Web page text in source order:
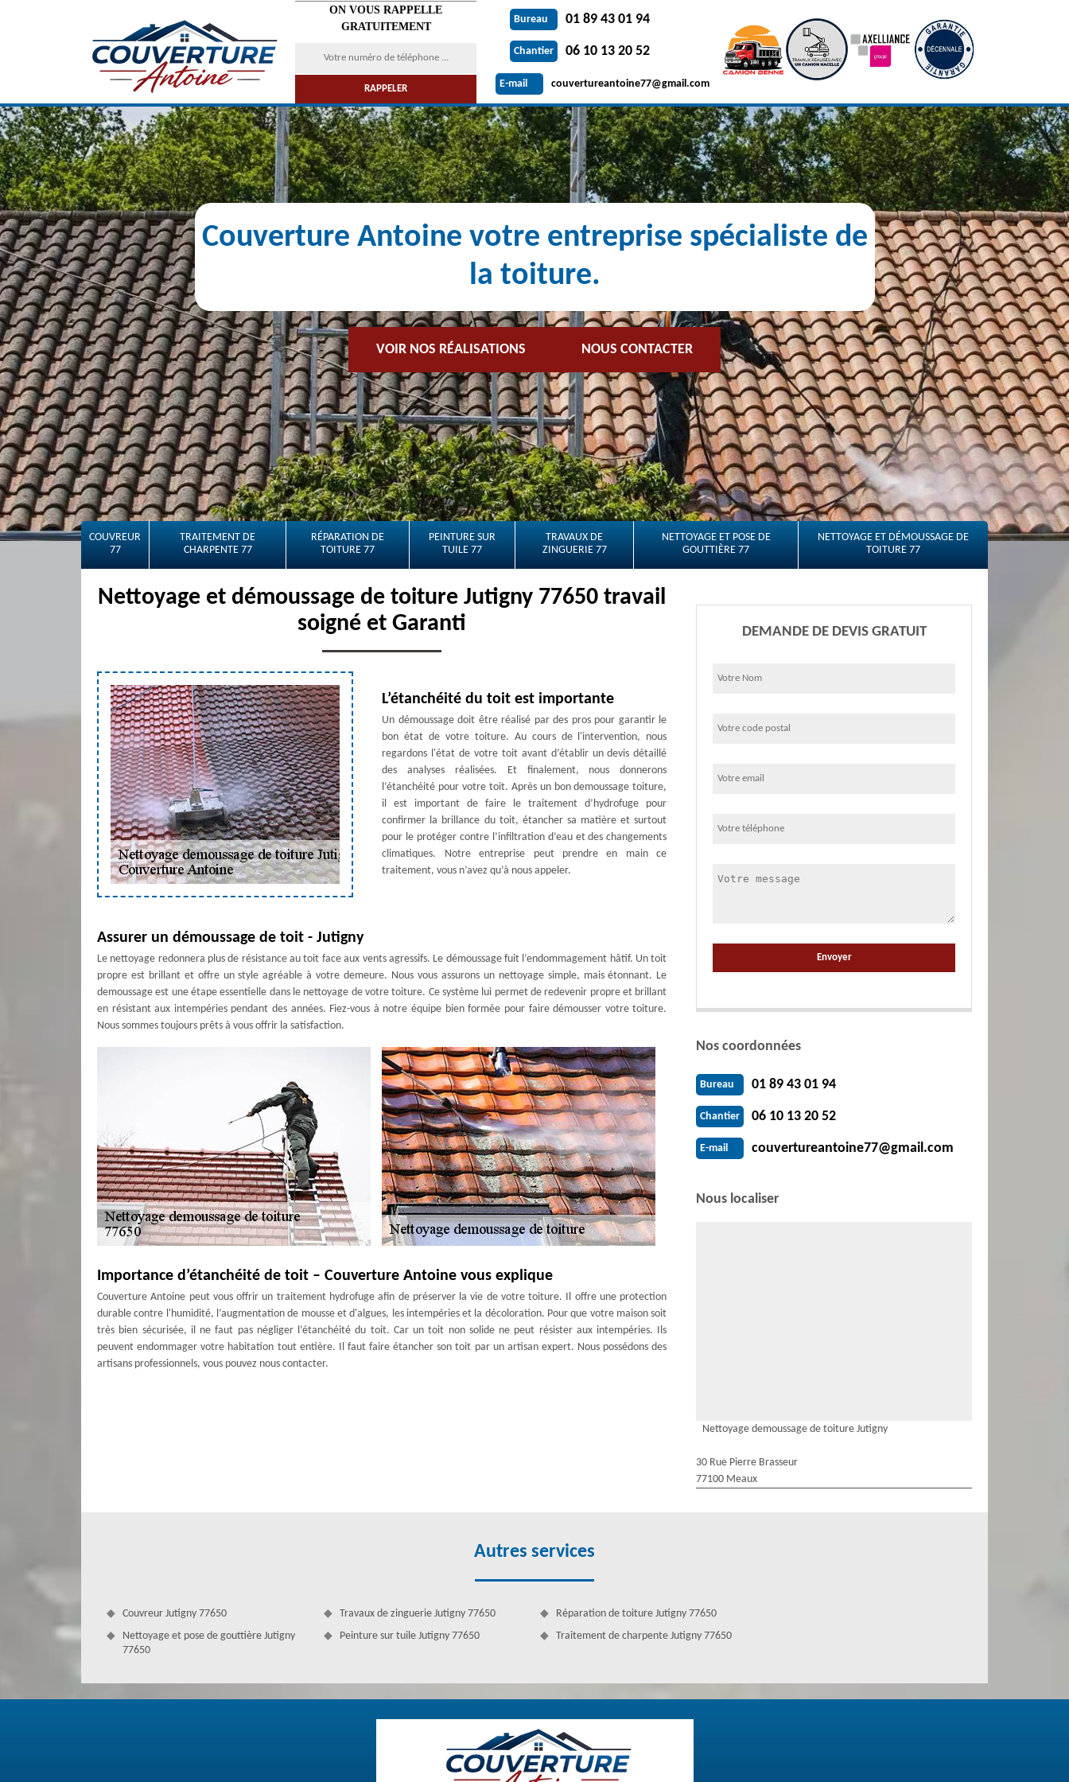
ON VOUS RAPPELLE
GRATUITEMENT
Bureau 01 89 43 01 94
Chantier 06 10 13 20 52
E-mail couvertureantoine77@gmail.com
Couverture Antoine votre entreprise spécialiste de
la toiture.
VOIR NOS RÉALISATIONS NOUS CONTACTER
COUVREUR
77
TRAITEMENT DE
CHARPENTE 77
RÉPARATION DE
TOITURE 77
PEINTURE SUR
TUILE 77
TRAVAUX DE
ZINGUERIE 77
NETTOYAGE ET POSE DE
GOUTTIÈRE 77
NETTOYAGE ET DÉMOUSSAGE DE
TOITURE 77
Nettoyage et démoussage de toiture Jutigny 77650 travail
soigné et Garanti
L’étanchéité du toit est importante
Un démoussage doit être réalisé par des pros pour garantir le
bon état de votre toiture. Au cours de l'intervention, nous
regardons l'état de votre toit avant d’établir un devis détaillé
des analyses réalisées. Et finalement, nous donnerons
l’étanchéité pour votre toit. Après un bon demoussage toiture,
il est important de faire le traitement d’hydrofuge pour
confirmer la brillance du toit, étancher sa matière et surtout
pour le protéger contre l’infiltration d’eau et des changements
climatiques. Notre entreprise peut prendre en main ce
traitement, vous n’avez qu’à nous appeler.
Assurer un démoussage de toit - Jutigny
Le nettoyage redonnera plus de résistance au toit face aux vents agressifs. Le démoussage fuit l’endommagement hâtif. Un toit
propre est brillant et offre un style agréable à votre demeure. Nous vous assurons un nettoyage simple, mais étonnant. Le
demoussage est une étape essentielle dans le nettoyage de votre toiture. Ce système lui permet de redevenir propre et brillant
en résistant aux intempéries pendant des années. Fiez-vous à notre équipe bien formée pour faire démousser votre toiture.
Nous sommes toujours prêts à vous offrir la satisfaction.
Importance d’étanchéité de toit – Couverture Antoine vous explique
Couverture Antoine peut vous offrir un traitement hydrofuge afin de préserver la vie de votre toiture. Il offre une protection
durable contre l'humidité, l’augmentation de mousse et d'algues, les intempéries et la décoloration. Pour que votre maison soit
très bien sécurisée, il ne faut pas négliger l’étanchéité du toit. Car un toit non solide ne peut résister aux intempéries. Ils
peuvent endommager votre habitation tout entière. Il faut faire étancher son toit par un artisan expert. Nous possédons des
artisans professionnels, vous pouvez nous contacter.
Le démoussage prévient les infiltrations d'eau et les fuites toit, mais surtout permet de redonner vie à votre toit, ôter la mousse
DEMANDE DE DEVIS GRATUIT
Nos coordonnées
Bureau 01 89 43 01 94
Chantier 06 10 13 20 52
E-mail couvertureantoine77@gmail.com
Nous localiser
Nettoyage demoussage de toiture Jutigny
30 Rue Pierre Brasseur
77100 Meaux
Autres services
Couvreur Jutigny 77650
Nettoyage et pose de gouttière Jutigny
77650
Travaux de zinguerie Jutigny 77650
Peinture sur tuile Jutigny 77650
Réparation de toiture Jutigny 77650
Traitement de charpente Jutigny 77650